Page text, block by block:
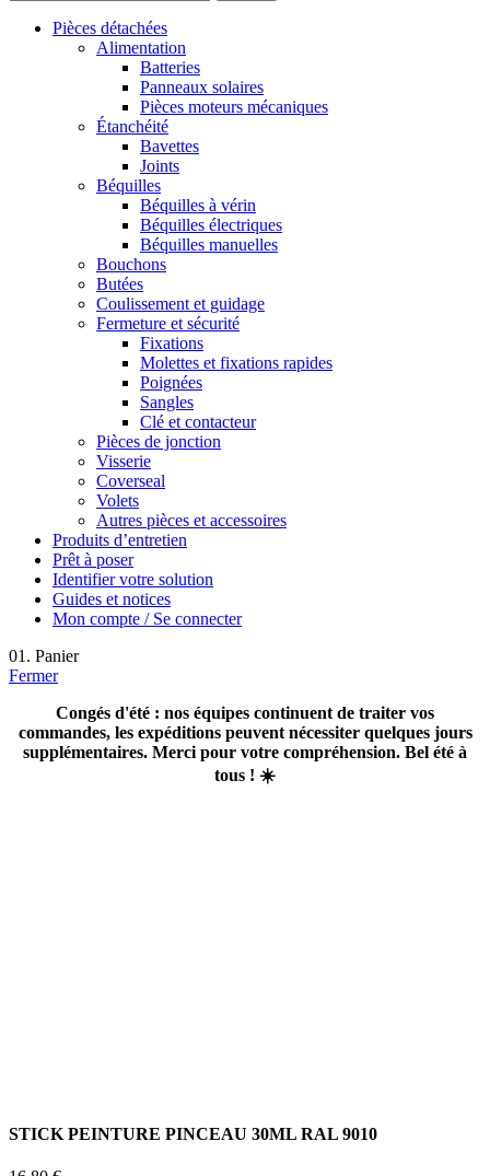
Pièces détachées
Alimentation
Batteries
Panneaux solaires
Pièces moteurs mécaniques
Étanchéité
Bavettes
Joints
Béquilles
Béquilles à vérin
Béquilles électriques
Béquilles manuelles
Bouchons
Butées
Coulissement et guidage
Fermeture et sécurité
Fixations
Molettes et fixations rapides
Poignées
Sangles
Clé et contacteur
Pièces de jonction
Visserie
Coverseal
Volets
Autres pièces et accessoires
Produits d’entretien
Prêt à poser
Identifier votre solution
Guides et notices
Mon compte / Se connecter
01. Panier
Fermer
Congés d'été : nos équipes continuent de traiter vos
commandes, les expéditions peuvent nécessiter quelques jours
supplémentaires. Merci pour votre compréhension. Bel été à
tous ! ☀️
STICK PEINTURE PINCEAU 30ML RAL 9010